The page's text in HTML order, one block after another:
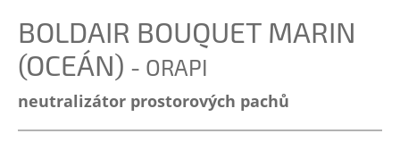
BOLDAIR BOUQUET MARIN
(OCEÁN) - ORAPI
neutralizátor prostorových pachů